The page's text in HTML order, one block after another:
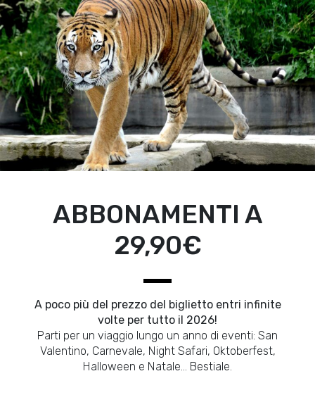
ABBONAMENTI A
29,90€
A poco più del prezzo del biglietto entri infinite
volte per tutto il 2026!
Parti per un viaggio lungo un anno di eventi: San
Valentino, Carnevale, Night Safari, Oktoberfest,
Halloween e Natale… Bestiale.